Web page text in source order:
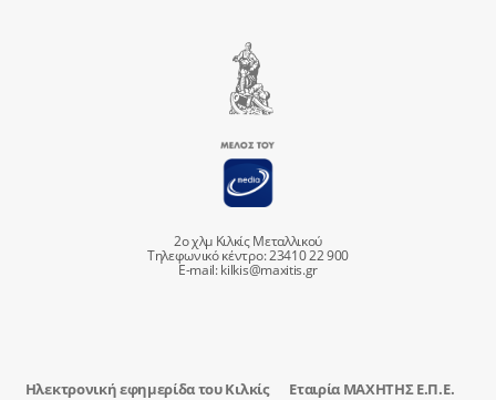
2ο χλμ Κιλκίς Μεταλλικού
Τηλεφωνικό κέντρο: 23410 22 900
E-mail:kilkis@maxitis.gr
Ηλεκτρονική εφημερίδα του Κιλκίς Εταιρία ΜΑΧΗΤΗΣ Ε.Π.Ε.